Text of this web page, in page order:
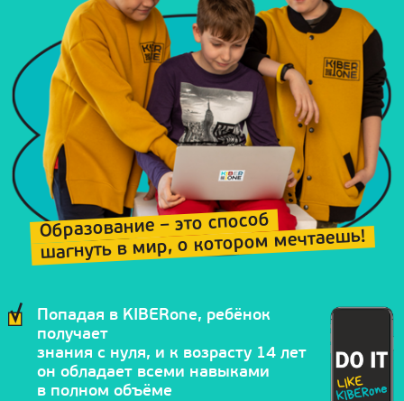
Образование – это способ
шагнуть в мир, о котором мечтаешь!
Попадая в KIBERone, ребёнок
получает
знания с нуля, и к возрасту 14 лет
он обладает всеми навыками
в полном объёме